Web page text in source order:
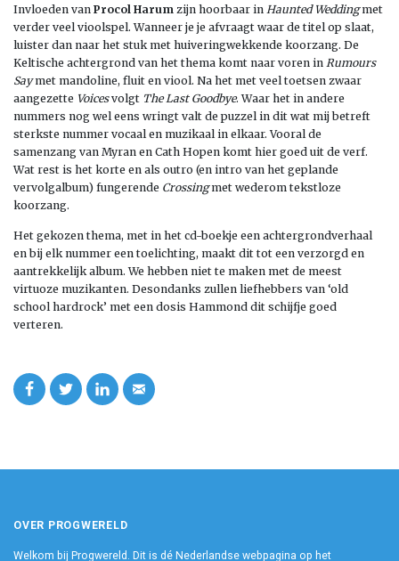
Invloeden van Procol Harum zijn hoorbaar in Haunted Weddingmet
verder veel vioolspel. Wanneer je je afvraagt waar de titel op slaat,
luister dan naar het stuk met huiveringwekkende koorzang. De
Keltische achtergrond van het thema komt naar voren in Rumours
Saymet mandoline, fluit en viool. Na het met veel toetsen zwaar
aangezette Voicesvolgt The Last Goodbye. Waar het in andere
nummers nog wel eens wringt valt de puzzel in dit wat mij betreft
sterkste nummer vocaal en muzikaal in elkaar. Vooral de
samenzang van Myran en Cath Hopen komt hier goed uit de verf.
Wat rest is het korte en als outro (en intro van het geplande
vervolgalbum) fungerende Crossingmet wederom tekstloze
koorzang.
Het gekozen thema, met in het cd-boekje een achtergrondverhaal
en bij elk nummer een toelichting, maakt dit tot een verzorgd en
aantrekkelijk album. We hebben niet te maken met de meest
virtuoze muzikanten. Desondanks zullen liefhebbers van ‘old
school hardrock’ met een dosis Hammond dit schijfje goed
verteren.
OVER PROGWERELD
Welkom bij Progwereld. Dit is dé Nederlandse webpagina op het